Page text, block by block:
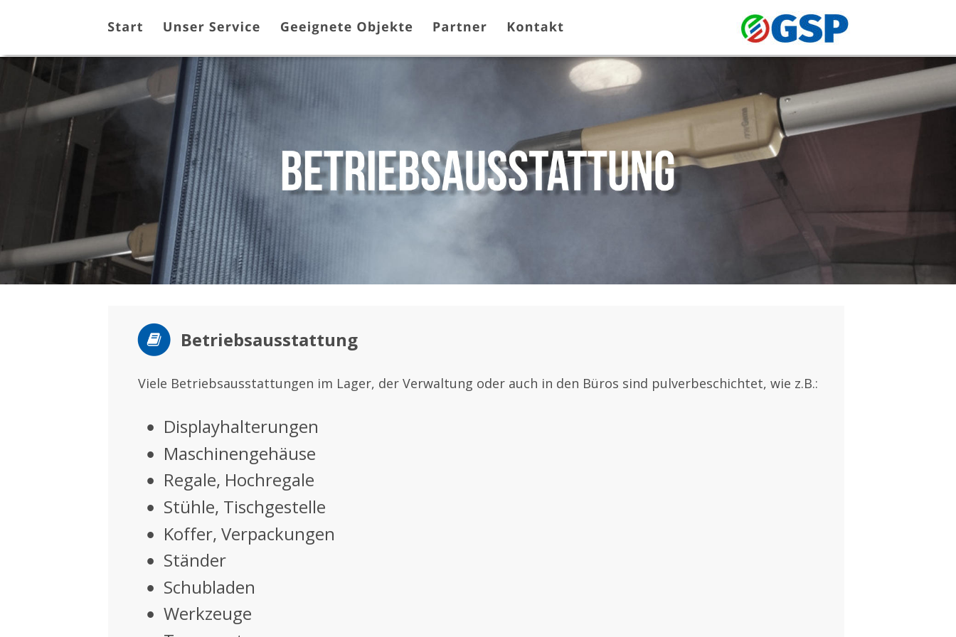
Betriebsausstattung
Viele Betriebsausstattungen im Lager, der Verwaltung oder auch in den Büros sind pulverbeschichtet, wie z.B.:
• Displayhalterungen
• Maschinengehäuse
• Regale, Hochregale
• Stühle, Tischgestelle
• Koffer, Verpackungen
• Ständer
• Schubladen
• Werkzeuge